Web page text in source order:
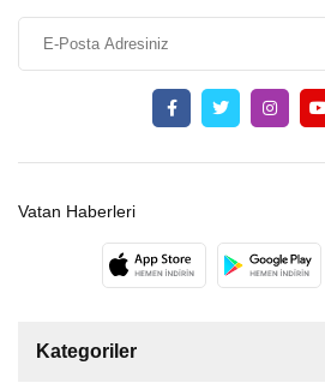
Vatan Haberleri
Kategoriler